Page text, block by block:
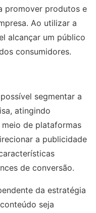
promover produtos e
Ao utilizar a
alcançar um público
consumidores.
segmentar a
atingindo
de plataformas
a publicidade
de conversão.
da estratégia
seja